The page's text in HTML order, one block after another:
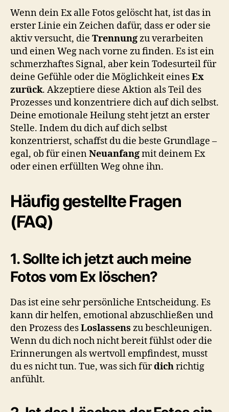
Wenn dein Ex alle Fotos gelöscht hat, ist das in
erster Linie ein Zeichen dafür, dass er oder sie
aktiv versucht, die Trennungzu verarbeiten
und einen Weg nach vorne zu finden. Es ist ein
schmerzhaftes Signal, aber kein Todesurteil für
deine Gefühle oder die Möglichkeit einesEx
zurück. Akzeptiere diese Aktion als Teil des
Prozesses und konzentriere dich auf dich selbst.
Deine emotionale Heilung steht jetzt an erster
Stelle. Indem du dich auf dich selbst
konzentrierst, schaffst du die beste Grundlage –
egal, ob für einenNeuanfangmit deinem Ex
oder einen erfüllten Weg ohne ihn.
Häufig gestellte Fragen
(FAQ)
1. Sollte ich jetzt auch meine
Fotos vom Ex löschen?
Das ist eine sehr persönliche Entscheidung. Es
kann dir helfen, emotional abzuschließen und
den Prozess desLoslassens zu beschleunigen.
Wenn du dich noch nicht bereit fühlst oder die
Erinnerungen als wertvoll empfindest, musst
du es nicht tun. Tue, was sich fürdichrichtig
anfühlt.